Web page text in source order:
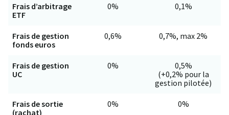
Frais d’arbitrage
ETF
0% 0,1%
Frais de gestion
fonds euros
0,6% 0,7%, max 2%
Frais de gestion
UC
0%
0,5%
(+0,2% pour la
gestion pilotée)
Frais de sortie
(rachat)
0% 0%